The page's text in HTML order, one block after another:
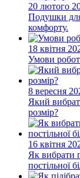
20 лютого
Подушки
комфорту.
18 квітня
Умови
8 вересня
Який
розмір?
16 квітня
Як вибрати
постільної